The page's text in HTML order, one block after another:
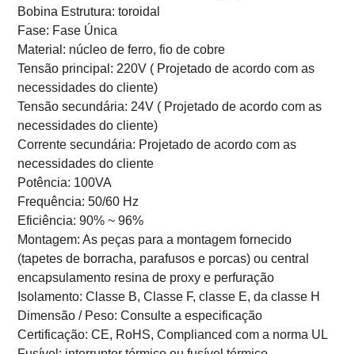
Bobina Estrutura: toroidal
Fase: Fase Única
Material: núcleo de ferro, fio de cobre
Tensão principal: 220V ( Projetado de acordo com as
necessidades do cliente)
Tensão secundária: 24V ( Projetado de acordo com as
necessidades do cliente)
Corrente secundária: Projetado de acordo com as
necessidades do cliente
Potência: 100VA
Frequência: 50/60 Hz
Eficiência: 90% ~ 96%
Montagem: As peças para a montagem fornecido
(tapetes de borracha, parafusos e porcas) ou central
encapsulamento resina de proxy e perfuração
Isolamento:Classe B, Classe F, classe E, da classe H
Dimensão / Peso: Consulte a especificação
Certificação: CE, RoHS, Complianced com a norma UL